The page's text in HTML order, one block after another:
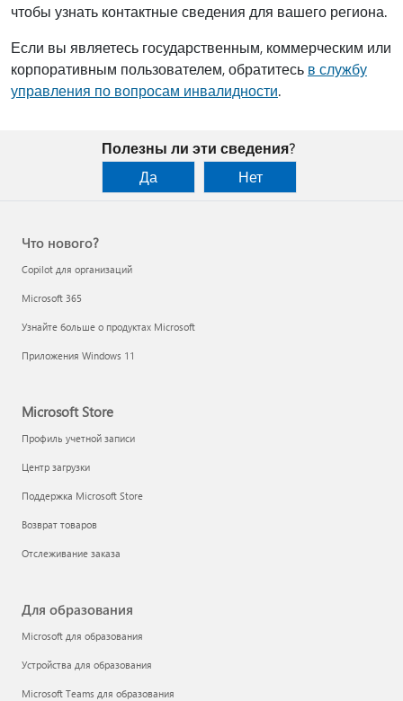
чтобы узнать контактные сведения для вашего региона.
Если вы являетесь государственным, коммерческим или
корпоративным пользователем, обратитесь в службу
управления по вопросам инвалидности.
Полезны ли эти сведения?
Да
Нет
Что нового?
Copilot для организаций
Microsoft 365
Узнайте больше о продуктах Microsoft
Приложения Windows 11
Microsoft Store
Профиль учетной записи
Центр загрузки
Поддержка Microsoft Store
Возврат товаров
Отслеживание заказа
Для образования
Microsoft для образования
Устройства для образования
Microsoft Teams для образования